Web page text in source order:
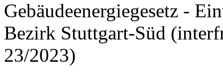
Gebäudeenergiegesetz -
Bezirk Stuttgart-Süd
23/2023)